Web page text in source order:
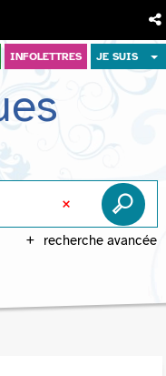
INFOLETTRES JE SUIS
recherche avancée